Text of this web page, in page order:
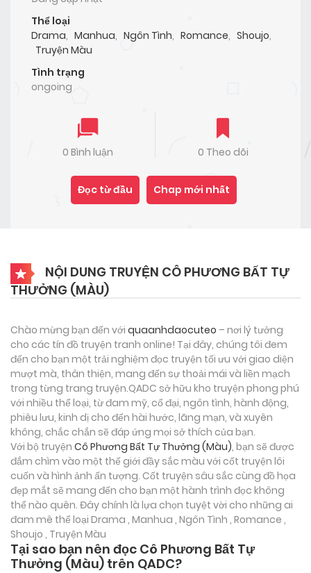
Thể loại
Drama, Manhua, Ngôn Tình, Romance, Shoujo,
Truyện Màu
Tình trạng
ongoing
0 Bình luận 0 Theo dõi
Đọc từ đầu Chap mới nhất
NỘI DUNG TRUYỆN CÔ PHƯƠNG BẤT TỰ
THƯỞNG (MÀU)
Chào mừng bạn đến với quaanhdaocuteo – nơi lý tưởng
cho các tín đồ truyện tranh online! Tại đây, chúng tôi đem
đến cho bạn một trải nghiệm đọc truyện tối ưu với giao diện
mượt mà, thân thiện, mang đến sự thoải mái và liền mạch
trong từng trang truyện.QADC sở hữu kho truyện phong phú
với nhiều thể loại, từ đam mỹ, cổ đại, ngôn tình, hành động,
phiêu lưu, kinh dị cho đến hài hước, lãng mạn, và xuyên
không, chắc chắn sẽ đáp ứng mọi sở thích của bạn.
Với bộ truyện Cô Phương Bất Tự Thưởng (Màu), bạn sẽ được
đắm chìm vào một thế giới đầy sắc màu với cốt truyện lôi
cuốn và hình ảnh ấn tượng. Cốt truyện sâu sắc cùng đồ họa
đẹp mắt sẽ mang đến cho bạn một hành trình đọc không
thể nào quên. Đây chính là lựa chọn tuyệt vời cho những ai
đam mê thể loại Drama , Manhua , Ngôn Tình , Romance ,
Shoujo , Truyện Màu
Tại sao bạn nên đọc Cô Phương Bất Tự
Thưởng (Màu) trên QADC?